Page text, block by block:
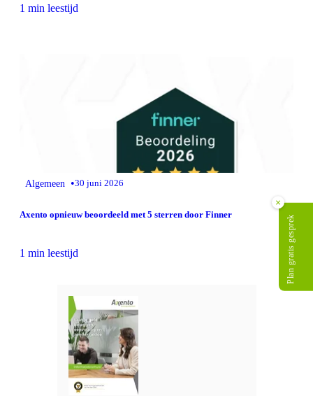
1 min leestijd
Algemeen •30 juni 2026
Axento opnieuw beoordeeld met 5 sterren door Finner
1 min leestijd
×
Plan gratis gesprek